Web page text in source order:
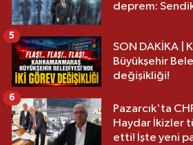
deprem:
SON DAKİKA |
Büyükşehir
değişikliği!
5
Pazarcık'ta
Haydar İkizler
etti! İşte yeni
6